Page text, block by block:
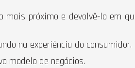
próximo e devolvê-lo em
na experiência do consumidor.
modelo de negócios.